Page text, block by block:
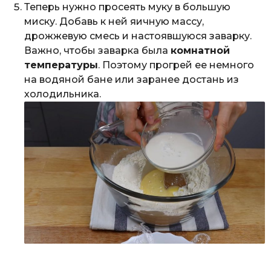
Теперь нужно просеять муку в большую
миску. Добавь к ней яичную массу,
дрожжевую смесь и настоявшуюся заварку.
Важно, чтобы заварка была комнатной
температуры. Поэтому прогрей ее немного
на водяной бане или заранее достань из
холодильника.